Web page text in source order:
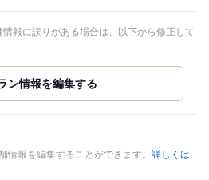
報に誤りがある場合は、以下から修正して
情報を編集することができます。 詳しくは